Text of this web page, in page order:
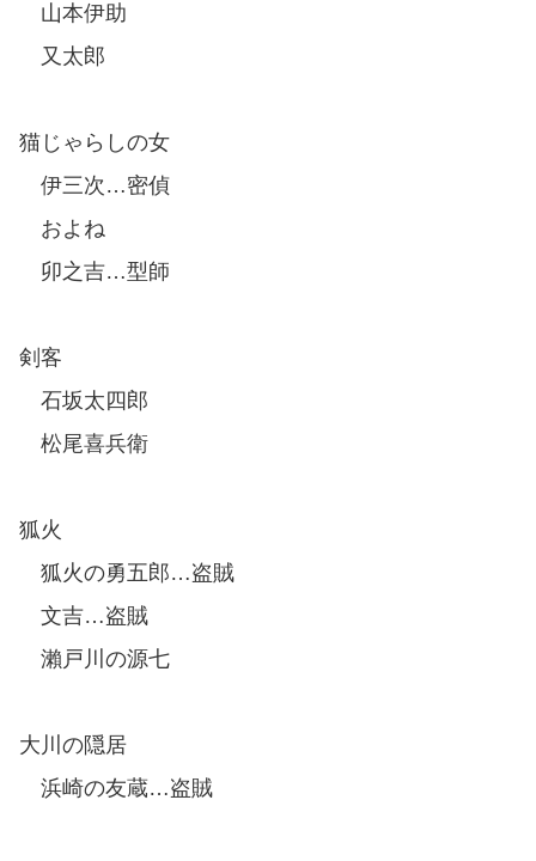
山本伊助
又太郎
猫じゃらしの女
伊三次…密偵
およね
卯之吉…型師
剣客
石坂太四郎
松尾喜兵衛
狐火
狐火の勇五郎…盗賊
文吉…盗賊
瀨戸川の源七
大川の隠居
浜崎の友蔵…盗賊